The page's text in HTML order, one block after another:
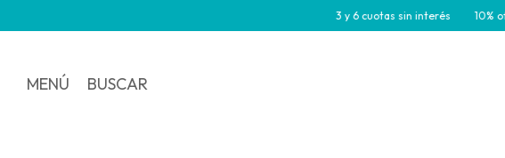
3 y 6 cuotas sin interés 10% off
MENÚ BUSCAR